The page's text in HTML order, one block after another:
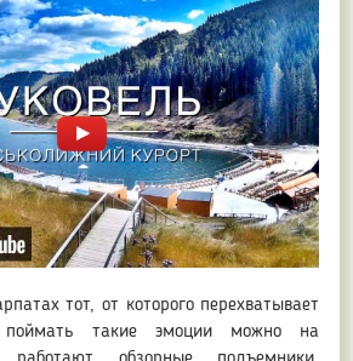
тот, от которого перехватывает
такие эмоции можно на